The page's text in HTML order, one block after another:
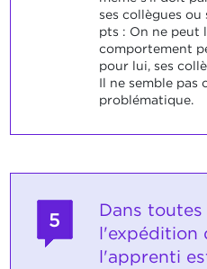
ses collègues
pts : On ne peut
comportement
pour lui, ses
Il ne semble pas
problématique.
5
Dans toutes
l'expédition
l'apprenti